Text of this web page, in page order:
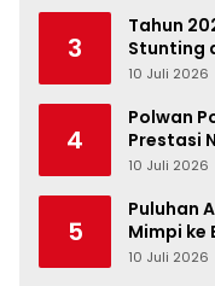
3
Tahun
Stunting
10 Juli 2026
4
Polwan
Prestasi
10 Juli 2026
5
Puluhan
Mimpi ke
Indonesia
10 Juli 2026